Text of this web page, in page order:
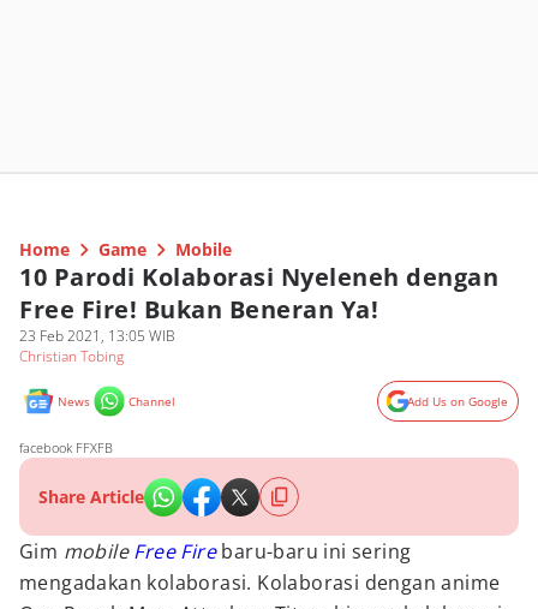
Home Game Mobile
10 Parodi Kolaborasi Nyeleneh dengan
Free Fire! Bukan Beneran Ya!
23 Feb 2021, 13:05 WIB
Christian Tobing
News Channel Add Us on Google
facebook FFXFB
Share Article
Gim mobileFree Firebaru-baru ini sering
mengadakan kolaborasi. Kolaborasi dengan anime